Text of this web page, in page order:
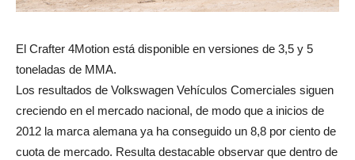
El Crafter 4Motion está disponible en versiones de 3,5 y 5
toneladas de MMA.
Los resultados de Volkswagen Vehículos Comerciales siguen
creciendo en el mercado nacional, de modo que a inicios de
2012 la marca alemana ya ha conseguido un 8,8 por ciento de
cuota de mercado. Resulta destacable observar que dentro de